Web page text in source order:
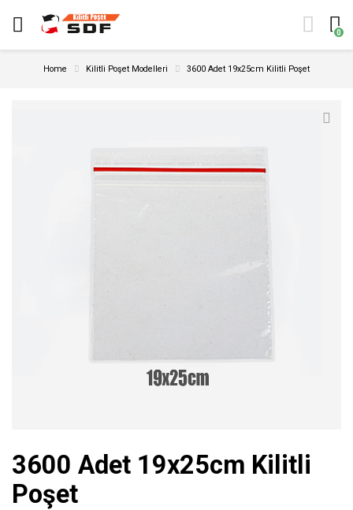
0
Home Kilitli Poşet Modelleri 3600 Adet 19x25cm Kilitli Poşet
3600 Adet 19x25cm Kilitli
Poşet